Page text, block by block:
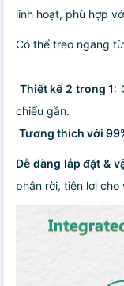
linh hoạt, phù hợp
Có thể treo ngang
Thiết kế 2 trong 1:
chiếu gần.
Tương thích với
Dễ dàng lắp đặt &
phận rời, tiện lợi cho